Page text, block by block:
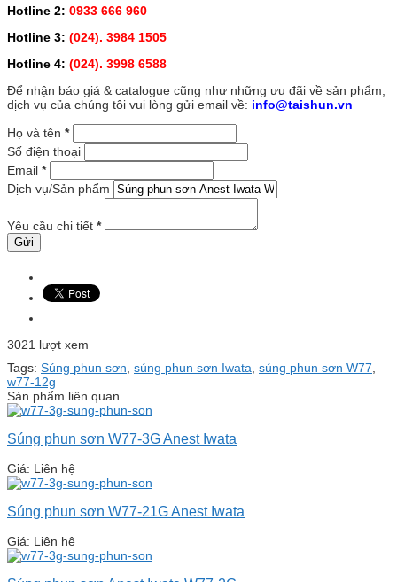
Hotline 2: 0933 666 960
Hotline 3: (024). 3984 1505
Hotline 4: (024). 3998 6588
Để nhận báo giá & catalogue cũng như những ưu đãi về sản phẩm,
dịch vụ của chúng tôi vui lòng gửi email về: info@taishun.vn
Họ và tên *
Số điện thoại
Email *
Dịch vụ/Sản phẩm
Yêu cầu chi tiết *
3021 lượt xem
Tags: Súng phun sơn súng phun sơn Iwata súng phun sơn W77
w77-12g
Sản phẩm liên quan
Súng phun sơn W77-3G Anest Iwata
Giá: Liên hệ
Súng phun sơn W77-21G Anest Iwata
Giá: Liên hệ